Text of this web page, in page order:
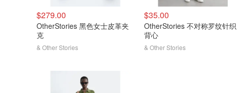
$279.00
OtherStories 黑色女士皮革夹
克
& Other Stories
$35.00
OtherStories 不对称罗纹针织
背心
& Other Stories